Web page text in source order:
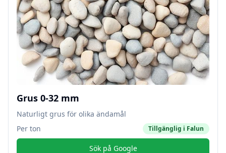
Grus 0-32 mm
Naturligt grus för olika ändamål
Per ton
Tillgänglig i Falun
Sök på Google